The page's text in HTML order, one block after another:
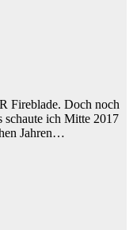
Fireblade. Doch noch
schaute ich Mitte 2017
Jahren…